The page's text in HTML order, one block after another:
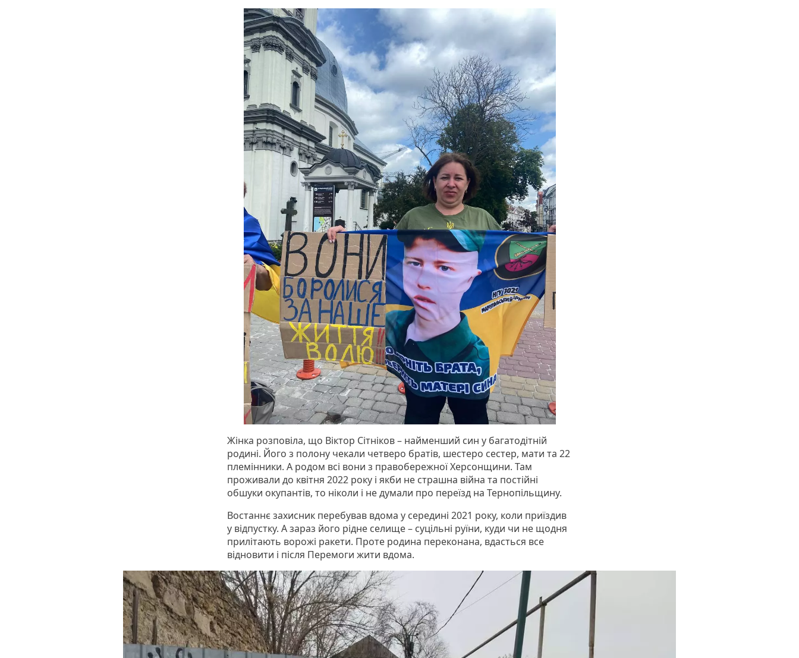
Жінка розповіла, що Віктор Сітніков – найменший син у багатодітній
родині. Його з полону чекали четверо братів, шестеро сестер, мати та 22
племінники. А родом всі вони з правобережної Херсонщини. Там
проживали до квітня 2022 року і якби не страшна війна та постійні
обшуки окупантів, то ніколи і не думали про переїзд на Тернопільщину.
Востаннє захисник перебував вдома у середині 2021 року, коли приїздив
у відпустку. А зараз його рідне селище – суцільні руїни, куди чи не щодня
прилітають ворожі ракети. Проте родина переконана, вдасться все
відновити і після Перемоги жити вдома.